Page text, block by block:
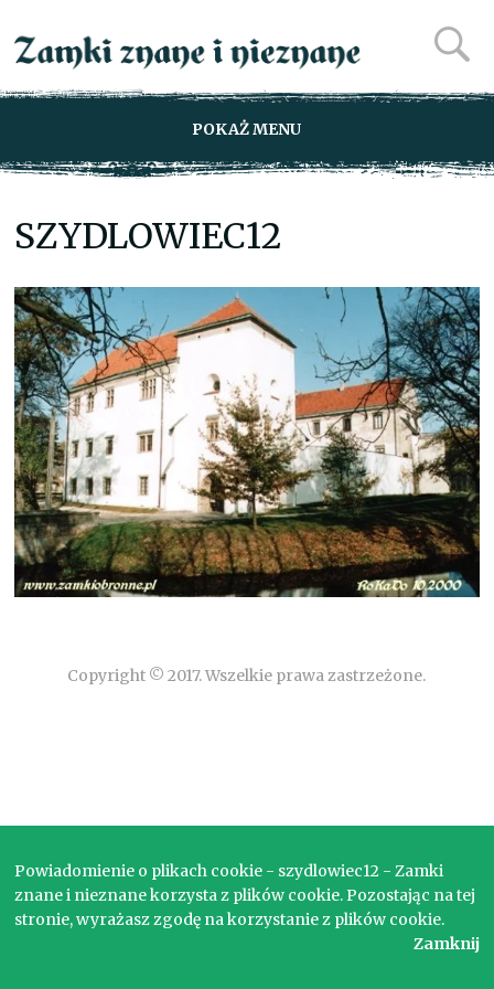
POKAŻ MENU
SZYDLOWIEC12
Copyright © 2017. Wszelkie prawa zastrzeżone.
Powiadomienie o plikach cookie - szydlowiec12 - Zamki
znane i nieznane korzysta z plików cookie. Pozostając na tej
stronie, wyrażasz zgodę na korzystanie z plików cookie.
Zamknij